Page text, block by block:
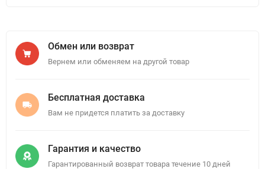
Обмен или возврат
Вернем или обменяем на другой товар
Бесплатная доставка
Вам не придется платить за доставку
Гарантия и качество
Гарантированный возврат товара течение 10 дней